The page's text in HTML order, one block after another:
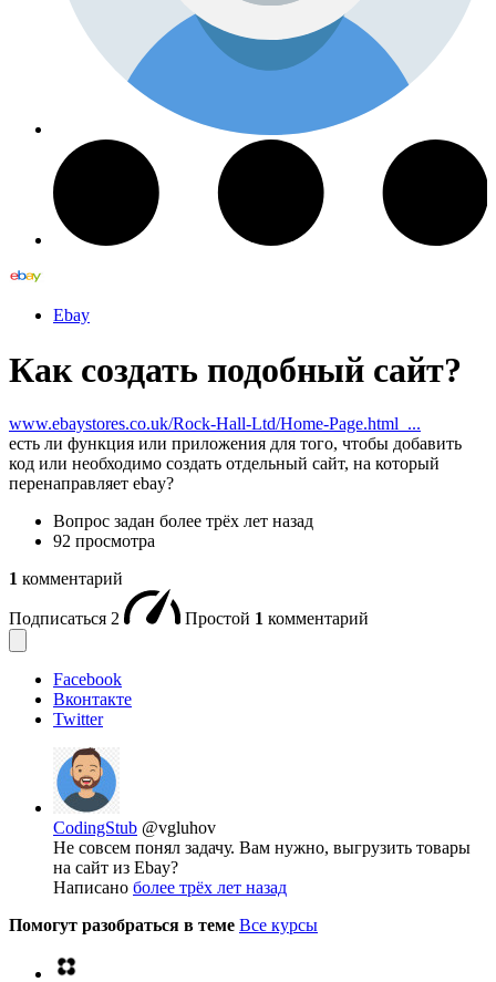
Ebay
Как создать подобный cайт?
www.ebaystores.co.uk/Rock-Hall-Ltd/Home-Page.html_...
есть ли функция или приложения для того, чтобы добавить
код или необходимо создать отдельный сайт, на который
перенаправляет ebay?
Вопрос задан более трёх лет назад
92 просмотра
1 комментарий
Подписаться 2 Простой 1 комментарий
Facebook
Вконтакте
Twitter
CodingStub @vgluhov
Не совсем понял задачу. Вам нужно, выгрузить товары
на сайт из Ebay?
Написано более трёх лет назад
Помогут разобраться в теме Все курсы